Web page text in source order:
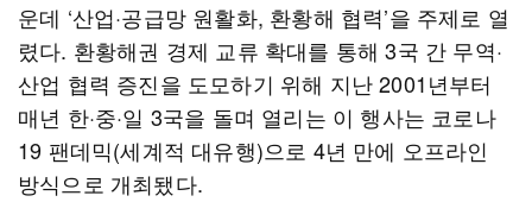
운데 ‘산업·공급망 원활화, 환황해 협력’을 주제로 열
렸다. 환황해권 경제 교류 확대를 통해 3국 간 무역·
산업 협력 증진을 도모하기 위해 지난 2001년부터
매년 한·중·일 3국을 돌며 열리는 이 행사는 코로나
19 팬데믹(세계적 대유행)으로 4년 만에 오프라인
방식으로 개최됐다.